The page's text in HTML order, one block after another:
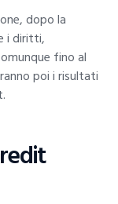
dopo la
i diritti,
fino al
poi i risultati